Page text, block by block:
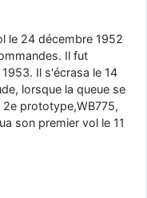
le 24 décembre 1952
Il fut
Il s'écrasa le 14
lorsque la queue se
prototype,WB775,
son premier vol le 11